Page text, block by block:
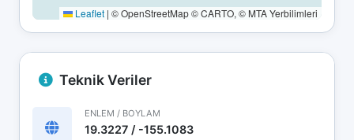
Leaflet | © OpenStreetMap © CARTO, © MTA Yerbilimleri
Teknik Veriler
ENLEM / BOYLAM
19.3227 / -155.1083